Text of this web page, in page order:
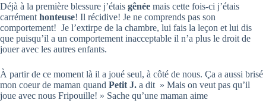
Déjà à la première blessure j’étais gênée mais cette fois-ci j’étais
carrément honteuse! Il récidive! Je ne comprends pas son
comportement! Je l’extirpe de la chambre, lui fais la leçon et lui dis
que puisqu’il a un comportement inacceptable il n’a plus le droit de
jouer avec les autres enfants.
À partir de ce moment là il a joué seul, à côté de nous. Ça a aussi brisé
mon coeur de maman quand Petit J. a dit » Mais on veut pas qu’il
joue avec nous Fripouille! » Sache qu’une maman aime